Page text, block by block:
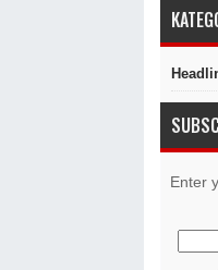
Enter